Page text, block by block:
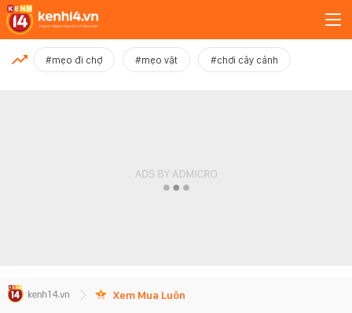
MỚI NHẤT
#mẹo đi chợ #mẹo vặt #chơi cây cảnh
Xem Mua Luôn